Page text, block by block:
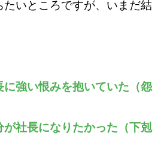
たいところですが、いまだ結
に強い恨みを抱いていた（怨
社長になりたかった（下剋